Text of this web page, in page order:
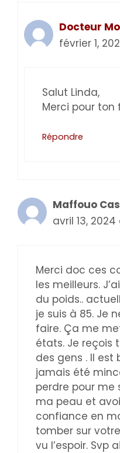
Docteur
février 1,
Salut Linda,
Merci pour ton
Répondre
Maffouo
avril 13, 2024
Merci doc ces
les meilleurs.
du poids..
je suis à 85. Je
faire. Ça me
états. Je reçois
des gens . Il est
jamais été
perdre pour me
ma peau et
confiance en
tomber sur
vu l’espoir. Svp